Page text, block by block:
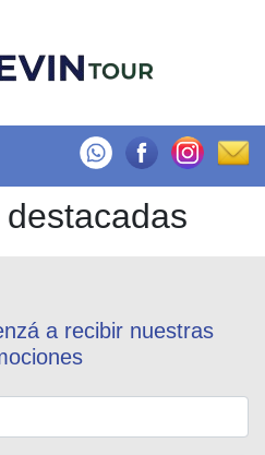
a recibir nuestras